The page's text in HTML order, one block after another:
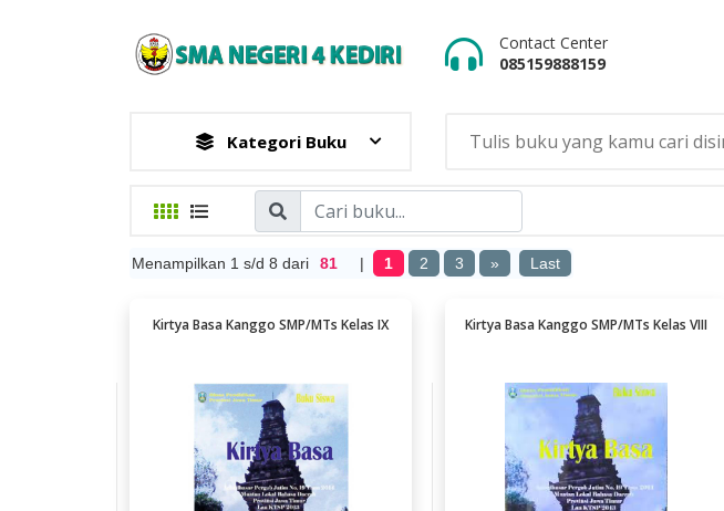
Contact Center
085159888159
Kategori Buku
Kirtya Basa Kanggo SMP/MTs Kelas IX Kirtya Basa Kanggo SMP/MTs Kelas VIII
Menampilkan 1 s/d 8 dari 81 | 1 2 3 » Last